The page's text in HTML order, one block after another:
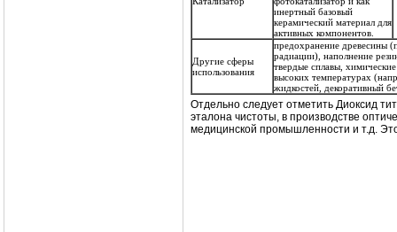
инертный базовый
керамический материал для
активных компонентов.
Другие сферы
использования
предохранение древесины
радиации), наполнение
твердые сплавы,
высоких температурах
жидкостей, декоративный
Отдельно следует отметить Диоксид
эталона чистоты, в производстве
медицинской промышленности и т.д.